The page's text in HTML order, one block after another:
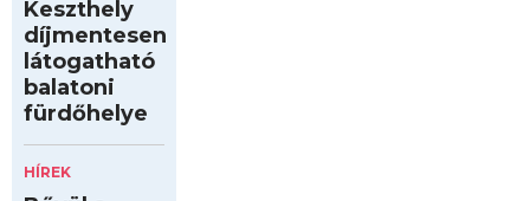
Keszthely
díjmentesen
látogatható
balatoni
fürdőhelye
HÍREK